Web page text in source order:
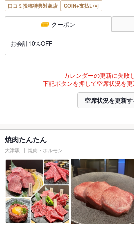
口コミ投稿特典対象店 COIN+支払い可
クーポン
お会計10%OFF
カレンダーの更新に失敗
下記ボタンを押して空席状況を更
空席状況を更新
焼肉たんたん
大津駅 焼肉・ホルモン